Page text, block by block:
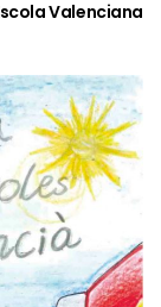
Valenciana